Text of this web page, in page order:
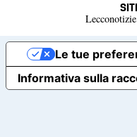
Informativa sulla
Le tue